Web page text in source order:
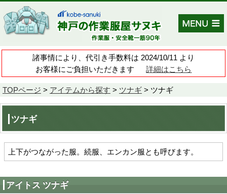
諸事情により、代引き手数料は
TOPページ>アイテムから探す>ツナ